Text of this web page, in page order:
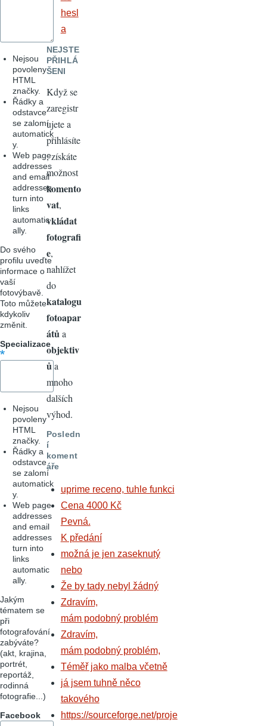
Nejsou
povoleny
HTML
značky.
Řádky a
odstavce
se zalomí
automatick
y.
Web page
addresses
and email
addresses
turn into
links
automatic
ally.
Do svého
profilu uveďte
informace o
vaší
fotovýbavě.
Toto můžete
kdykoliv
změnit.
Specializace
Nejsou
povoleny
HTML
značky.
Řádky a
odstavce
se zalomí
automatick
y.
Web page
addresses
and email
addresses
turn into
links
automatic
ally.
Jakým
tématem se
při
fotografování
zabýváte?
(akt, krajina,
portrét,
reportáž,
rodinná
fotografie...)
Facebook
hesl
a
NEJSTE
PŘIHLÁ
ŠENI
Když se
zaregistr
ujete a
přihlásíte
, získáte
možnost
komento
vat,
vkládat
fotografi
e,
nahlížet
do
katalogu
fotoapar
átů a
objektiv
ůa
mnoho
dalších
výhod.
Posledn
í
koment
áře
uprime receno, tuhle funkci
Cena 4000 Kč
Pevná.
K předání
možná je jen zaseknutý
nebo
Že by tady nebyl žádný
Zdravím,
mám podobný problém
Zdravím,
mám podobný problém,
Téměř jako malba včetně
já jsem tuhně něco
takového
https://sourceforge.net/proje